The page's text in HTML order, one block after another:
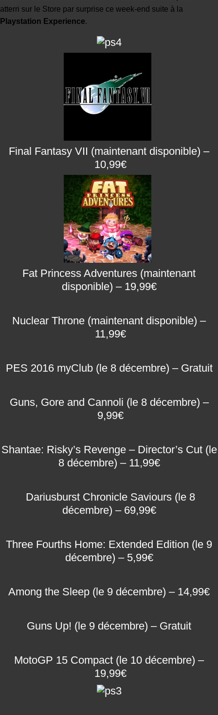
atterri sur le Store par surprise ce week-end suite à la
Playstation Experience.
Final Fantasy VII (maintenant disponible) –
10,99€
Fat Princess Adventures (maintenant
disponible) – 19,99€
Nuclear Throne (maintenant disponible) –
11,99€
PES 2016 myClub(le 8 décembre) – Gratuit
Guns, Gore and Cannoli (le 8 décembre) –
9,99€
Shantae: Risky’s Revenge – Director’s Cut(le
8 décembre) – 11,99€
Dariusburst Chronicle Saviours (le 8
décembre) – 69,99€
Three Fourths Home: Extended Edition (le 9
décembre) – 5,99€
Among the Sleep (le 9 décembre) – 14,99€
Guns Up! (le 9 décembre) – Gratuit
MotoGP 15 Compact (le 10 décembre) –
19,99€